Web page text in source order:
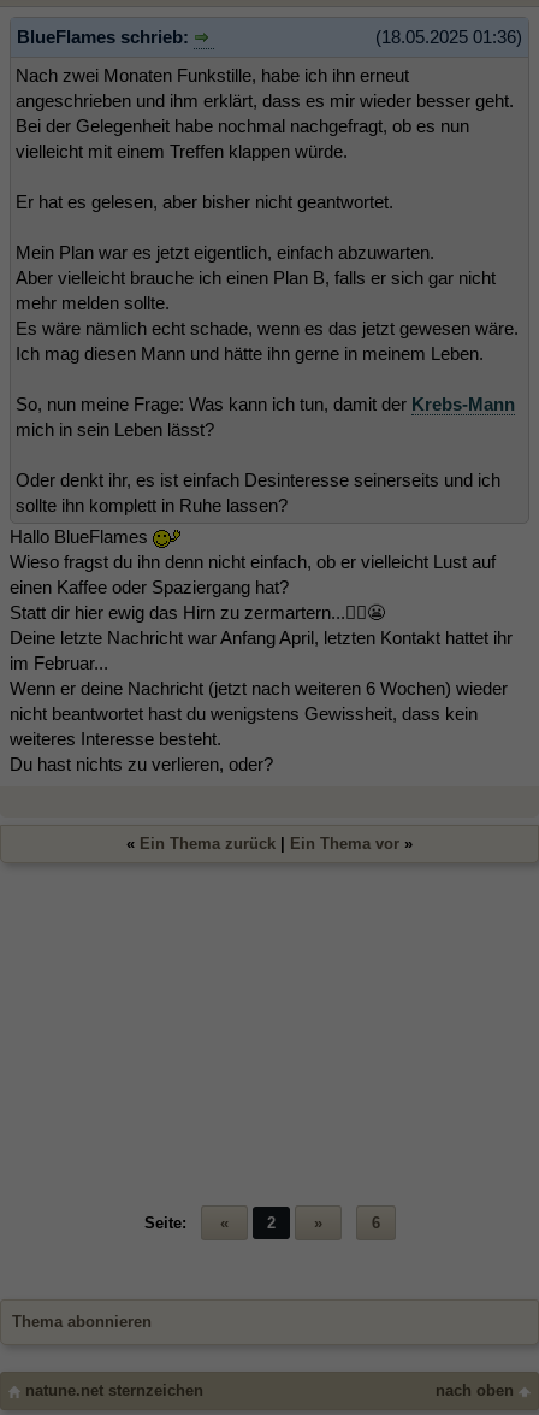
(18.05.2025 01:36)
BlueFlames schrieb:
Nach zwei Monaten Funkstille, habe ich ihn erneut
angeschrieben und ihm erklärt, dass es mir wieder besser geht.
Bei der Gelegenheit habe nochmal nachgefragt, ob es nun
vielleicht mit einem Treffen klappen würde.
Er hat es gelesen, aber bisher nicht geantwortet.
Mein Plan war es jetzt eigentlich, einfach abzuwarten.
Aber vielleicht brauche ich einen Plan B, falls er sich gar nicht
mehr melden sollte.
Es wäre nämlich echt schade, wenn es das jetzt gewesen wäre.
Ich mag diesen Mann und hätte ihn gerne in meinem Leben.
So, nun meine Frage: Was kann ich tun, damit der Krebs-Mann
mich in sein Leben lässt?
Oder denkt ihr, es ist einfach Desinteresse seinerseits und ich
sollte ihn komplett in Ruhe lassen?
Hallo BlueFlames
Wieso fragst du ihn denn nicht einfach, ob er vielleicht Lust auf
einen Kaffee oder Spaziergang hat?
Statt dir hier ewig das Hirn zu zermartern...🤷‍♀️😬
Deine letzte Nachricht war Anfang April, letzten Kontakt hattet ihr
im Februar...
Wenn er deine Nachricht (jetzt nach weiteren 6 Wochen) wieder
nicht beantwortet hast du wenigstens Gewissheit, dass kein
weiteres Interesse besteht.
Du hast nichts zu verlieren, oder?
« Ein Thema zurück Ein Thema vor »
Seite: « 2 » 6
Thema abonnieren
nach oben
natune.net sternzeichen